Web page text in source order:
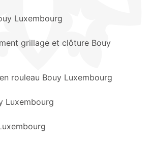
Luxembourg
grillage et clôture Bouy
rouleau Bouy Luxembourg
Luxembourg